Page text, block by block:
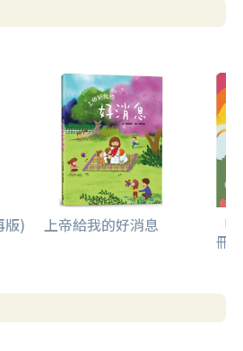
版) 上帝給我的好消息 「
冊